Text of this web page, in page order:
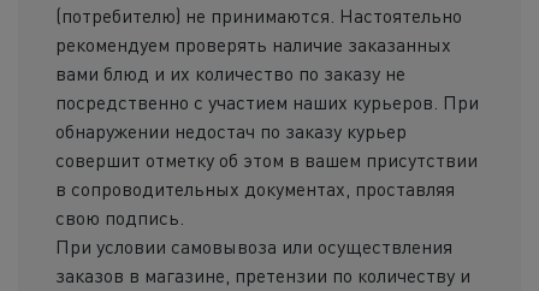
(потребителю) не принимаются. Настоятельно
рекомендуем проверять наличие заказанных
вами блюд и их количество по заказу не
посредственно с участием наших курьеров. При
обнаружении недостач по заказу курьер
совершит отметку об этом в вашем присутствии
в сопроводительных документах, проставляя
свою подпись.
При условии самовывоза или осуществления
заказов в магазине, претензии по количеству и